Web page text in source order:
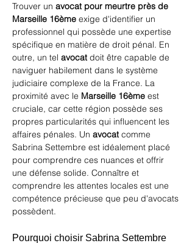
Trouver un avocat pour meurtre près de
Marseille 16ème exige d'identifier un
professionnel qui possède une expertise
spécifique en matière de droit pénal. En
outre, un tel avocat doit être capable de
naviguer habilement dans le système
judiciaire complexe de la France. La
proximité avec le Marseille 16ème est
cruciale, car cette région possède ses
propres particularités qui influencent les
affaires pénales. Un avocat comme
Sabrina Settembre est idéalement placé
pour comprendre ces nuances et offrir
une défense solide. Connaître et
comprendre les attentes locales est une
compétence précieuse que peu d'avocats
possèdent.
Pourquoi choisir Sabrina Settembre